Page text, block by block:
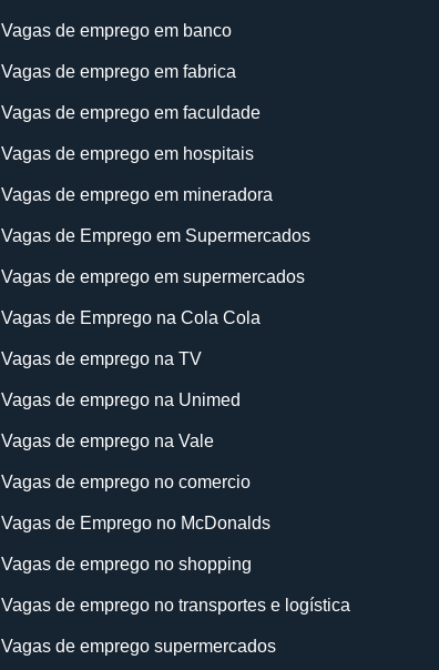
Vagas de emprego em banco
Vagas de emprego em fabrica
Vagas de emprego em faculdade
Vagas de emprego em hospitais
Vagas de emprego em mineradora
Vagas de Emprego em Supermercados
Vagas de emprego em supermercados
Vagas de Emprego na Cola Cola
Vagas de emprego na TV
Vagas de emprego na Unimed
Vagas de emprego na Vale
Vagas de emprego no comercio
Vagas de Emprego no McDonalds
Vagas de emprego no shopping
Vagas de emprego no transportes e logística
Vagas de emprego supermercados